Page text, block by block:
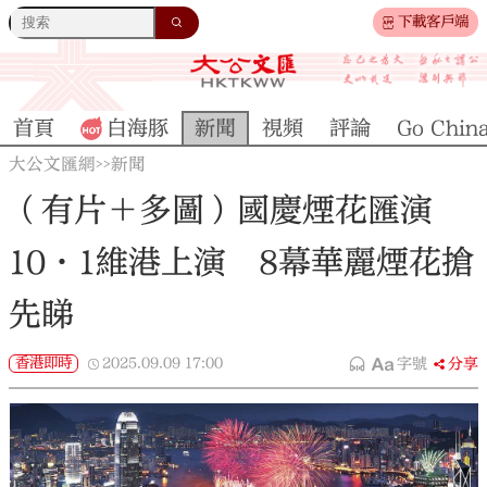
下載客戶端
首頁 白海豚 新聞 視頻 評論 Go
大公文匯網>>新聞
（有片＋多圖）國慶煙花匯演
10·1維港上演 8幕華麗煙花搶
先睇
香港即時 2025.09.09 17:00 字號 分享